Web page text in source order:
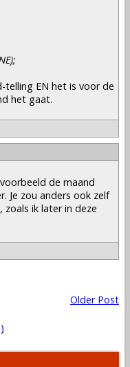
EN het is voor de
het gaat.
de maand
Je zou anders ook zelf
zoals ik later in deze
Older Post